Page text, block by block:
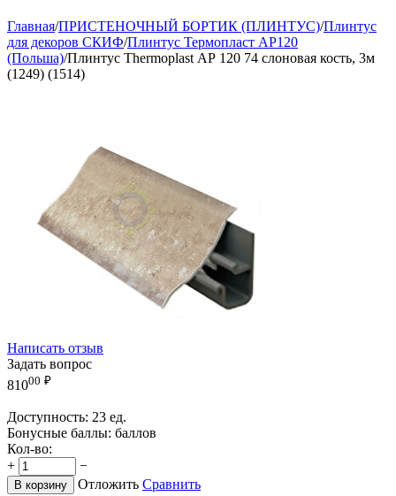
Главная/ПРИСТЕНОЧНЫЙ БОРТИК (ПЛИНТУС)/Плинтус
для декоров СКИФ/Плинтус Термопласт АР120
(Польша)/Плинтус Thermoplast АР 120 74 слоновая кость, 3м
(1249) (1514)
Написать отзыв
Задать вопрос
81000 ₽
Доступность: 23 ед.
Бонусные баллы: баллов
Кол-во:
+
−
В корзину Отложить Сравнить